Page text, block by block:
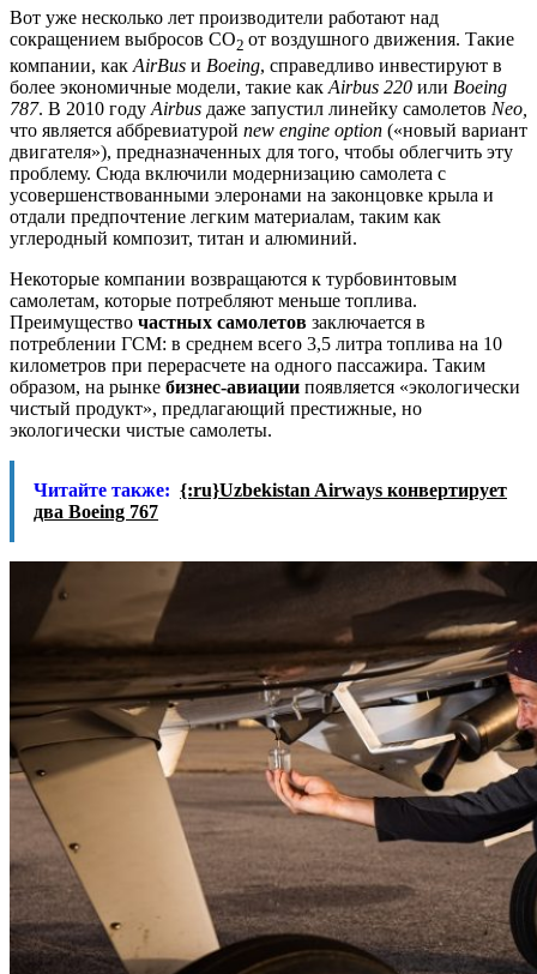
Вот уже несколько лет производители работают над
сокращением выбросов CO2 от воздушного движения. Такие
компании, как AirBus и Boeing, справедливо инвестируют в
более экономичные модели, такие как Airbus 220 или Boeing
787. В 2010 году Airbus даже запустил линейку самолетов Neo,
что является аббревиатурой new engine option («новый вариант
двигателя»), предназначенных для того, чтобы облегчить эту
проблему. Сюда включили модернизацию самолета с
усовершенствованными элеронами на законцовке крыла и
отдали предпочтение легким материалам, таким как
углеродный композит, титан и алюминий.
Некоторые компании возвращаются к турбовинтовым
самолетам, которые потребляют меньше топлива.
Преимущество частных самолетов заключается в
потреблении ГСМ: в среднем всего 3,5 литра топлива на 10
километров при перерасчете на одного пассажира. Таким
образом, на рынке бизнес-авиации появляется «экологически
чистый продукт», предлагающий престижные, но
экологически чистые самолеты.
Читайте также: {:ru}Uzbekistan Airways конвертирует
два Boeing 767